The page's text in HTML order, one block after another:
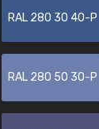
RAL 280 30 40-P
RAL 280 50 30-P